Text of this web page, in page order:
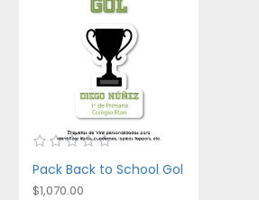
Pack Back to School Gol
$1,070.00